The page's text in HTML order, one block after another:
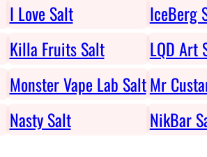
I Love Salt
IceBerg
Killa Fruits Salt
LQD Art
Monster Vape Lab SaltMr
Nasty Salt
NikBar